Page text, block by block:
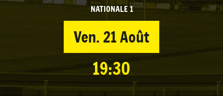
NATIONALE 1
Ven. 21 Août
19:30